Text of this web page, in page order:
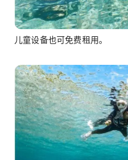
儿童设备也可免费租用。